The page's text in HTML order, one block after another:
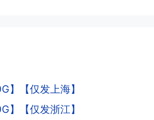
流量会按照您激活剩余
次月就会全额到账，留
册很多APP才可以去骗
设备插手机卡打的，所
设备。所以基于这些特
识别到，如果你有类似
就会让你二次认证。二
】【仅发上海】
】【仅发浙江】